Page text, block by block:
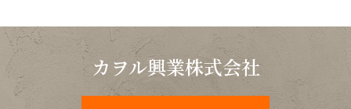
カヲル興業株式会社